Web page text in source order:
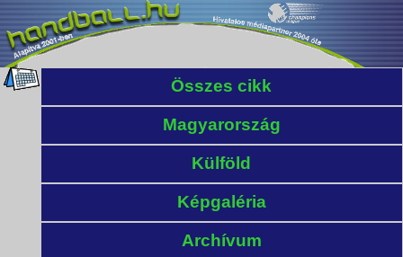
Összes cikk
Magyarország
Külföld
Képgaléria
Archívum